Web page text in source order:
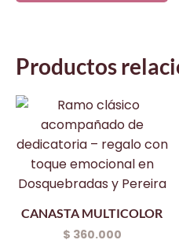
Productos
CANASTA MULTICOLOR
$ 360.000